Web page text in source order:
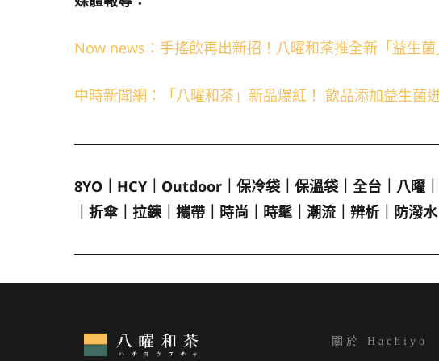
Now news：手搖飲再出新招！八曜和茶推全新「益生菌
中時新聞網：「八曜和茶」新品爆紅！ 飲品添加益生菌
8YO HCY Outdoor 保冷袋｜ 保溫袋｜ 全台 八曜
折傘｜ 拉鍊｜ 攜帶 時尚 時髦 潮流 辨析 防潑水
關於 Hachiyo